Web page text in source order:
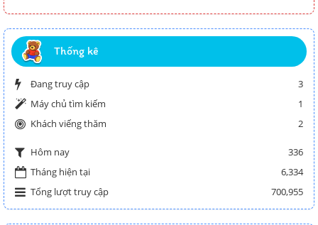
Thống kê
Đang truy cập
3
Máy chủ tìm kiếm
1
Khách viếng thăm
2
Hôm nay
336
Tháng hiện tại
6,334
Tổng lượt truy cập
700,955